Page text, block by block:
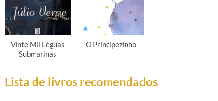
Vinte Mil Léguas
Submarinas
O Principezinho
Lista de livros recomendados